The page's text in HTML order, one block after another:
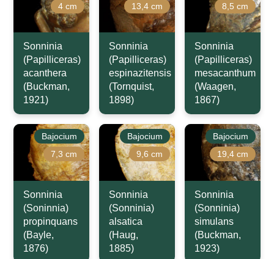
4 cm
Sonninia
(Papilliceras)
acanthera
(Buckman,
1921)
13,4 cm
Sonninia
(Papilliceras)
espinazitensis
(Tornquist,
1898)
8,5 cm
Sonninia
(Papilliceras)
mesacanthum
(Waagen,
1867)
Bajocium
7,3 cm
Sonninia
(Soninnia)
propinquans
(Bayle,
1876)
Bajocium
9,6 cm
Sonninia
(Sonninia)
alsatica
(Haug,
1885)
Bajocium
19,4 cm
Sonninia
(Sonninia)
simulans
(Buckman,
1923)